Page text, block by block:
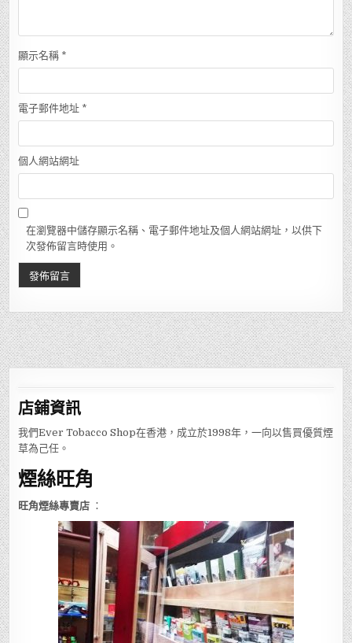
顯示名稱 *
電子郵件地址 *
個人網站網址
在瀏覽器中儲存顯示名稱、電子郵件地址及個人網站網址，以供下
次發佈留言時使用。
店鋪資訊
我們Ever Tobacco Shop在香港，成立於1998年，一向以售買優質煙
草為己任。
煙絲旺角
旺角煙絲專賣店 ：